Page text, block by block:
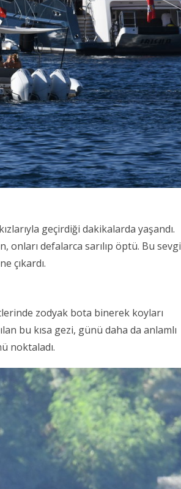
geçirdiği dakikalarda yaşandı.
onları defalarca sarılıp öptü. Bu sevgi
çıkardı.
zodyak bota binerek koyları
bu kısa gezi, günü daha da anlamlı
noktaladı.